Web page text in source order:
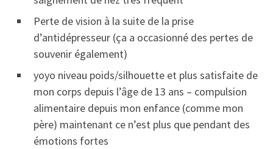
Perte de vision à la suite de la prise
d’antidépresseur (ça a occasionné des pertes de
souvenir également)
yoyo niveau poids/silhouette et plus satisfaite de
mon corps depuis l’âge de 13 ans – compulsion
alimentaire depuis mon enfance (comme mon
père) maintenant ce n’est plus que pendant des
émotions fortes